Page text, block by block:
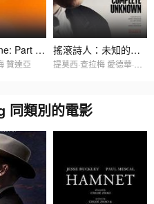
沙丘2 / Dune: Part Two
贊達亞
搖滾詩人：未知的傳奇 / A Complete Unknown
同類別的電影